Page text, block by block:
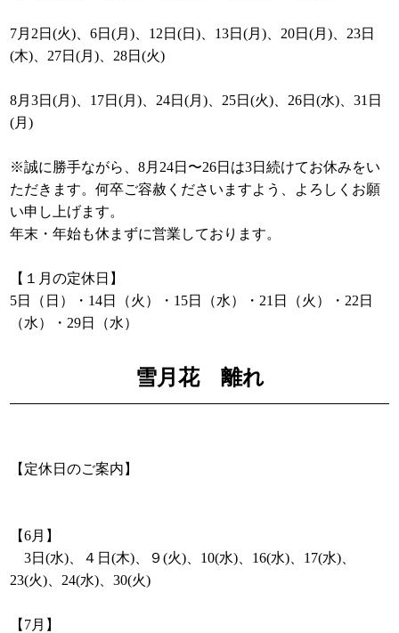
7月2日(火)、6日(月)、12日(日)、13日(月)、20日(月)、23日
(木)、27日(月)、28日(火)
8月3日(月)、17日(月)、24日(月)、25日(火)、26日(水)、31日
(月)
※誠に勝手ながら、8月24日〜26日は3日続けてお休みをい
ただきます。何卒ご容赦くださいますよう、よろしくお願
い申し上げます。
年末・年始も休まずに営業しております。
【１月の定休日】
5日（日）・14日（火）・15日（水）・21日（火）・22日
（水）・29日（水）
雪月花 離れ
【定休日のご案内】
【6月】
3日(水)、４日(木)、９(火)、10(水)、16(水)、17(水)、
23(火)、24(水)、30(火)
【7月】